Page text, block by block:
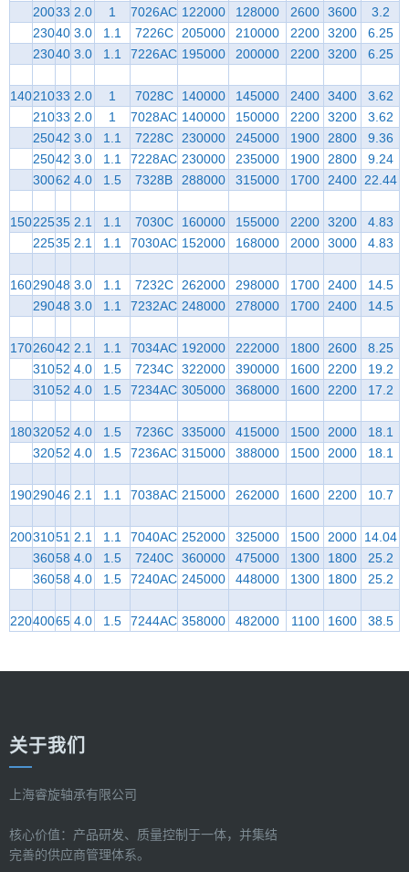
20033 2.0 1 7026AC 122000 128000 2600 3600
3.2
23040 3.0 1.1 7226C 205000 210000 2200 3200
6.25
23040 3.0 1.1 7226AC 195000 200000 2200 3200 6.25
14021033 2.0 1 7028C 140000 145000 2400 3400
3.62
21033 2.0 1 7028AC 140000 150000 2200 3200
3.62
25042 3.0 1.1 7228C 230000 245000 1900 2800
9.36
25042 3.0 1.1 7228AC 230000 235000 1900 2800
9.24
30062 4.0 1.5 7328B 288000 315000 1700 2400 22.44
15022535 2.1 1.1 7030C 160000 155000 2200 3200
4.83
22535 2.1 1.1 7030AC 152000 168000 2000 3000 4.83
16029048 3.0 1.1 7232C 262000 298000 1700 2400
14.5
29048 3.0 1.1 7232AC 248000 278000 1700 2400 14.5
17026042 2.1 1.1 7034AC 192000 222000 1800 2600
8.25
31052 4.0 1.5 7234C 322000 390000 1600 2200
19.2
31052 4.0 1.5 7234AC 305000 368000 1600 2200 17.2
18032052 4.0 1.5 7236C 335000 415000 1500 2000
18.1
32052 4.0 1.5 7236AC 315000 388000 1500 2000 18.1
19029046 2.1 1.1 7038AC 215000 262000 1600 2200 10.7
20031051 2.1 1.1 7040AC 252000 325000 1500 2000 14.04
36058 4.0 1.5 7240C 360000 475000 1300 1800
25.2
36058 4.0 1.5 7240AC 245000 448000 1300 1800 25.2
22040065 4.0 1.5 7244AC 358000 482000 1100 1600 38.5
关于我们
上海睿旋轴承有限公司
核心价值：产品研发、质量控制于一体，并集结
完善的供应商管理体系。